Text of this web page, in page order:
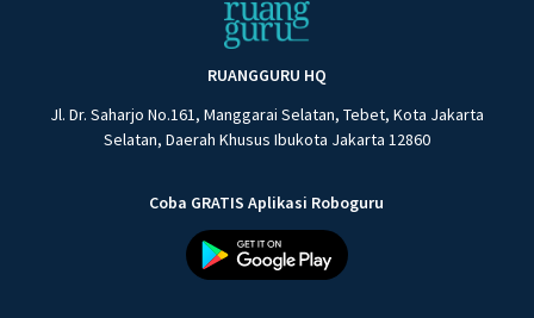
RUANGGURU HQ
Jl. Dr. Saharjo No.161, Manggarai Selatan, Tebet, Kota Jakarta
Selatan, Daerah Khusus Ibukota Jakarta 12860
Coba GRATIS Aplikasi Roboguru